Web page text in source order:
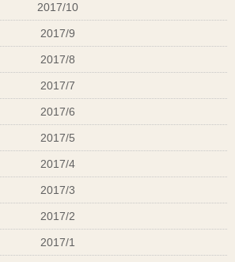
2017/10
2017/9
2017/8
2017/7
2017/6
2017/5
2017/4
2017/3
2017/2
2017/1